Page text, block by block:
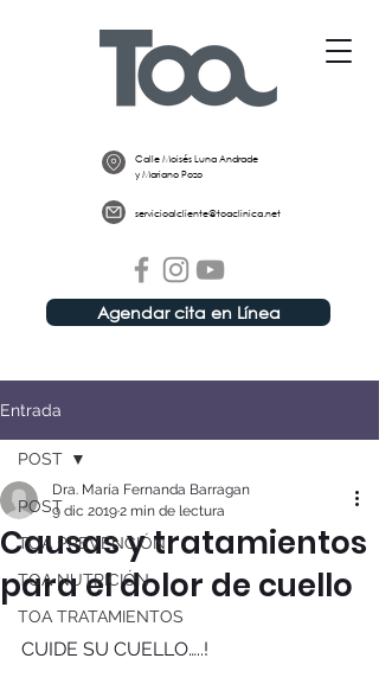
Calle Moisés Luna Andrade
y Mariano Pozo
servicioalcliente@toaclinica.net
Agendar cita en Línea
Entrada
POST
TOA PREVENCIÓN
TOA NUTRICIÓN
TOA TRATAMIENTOS
POST
Causas y tratamientos
para el dolor de cuello
Dra. María Fernanda Barragan
9 dic 20192 min de lectura
CUIDE SU CUELLO…..!